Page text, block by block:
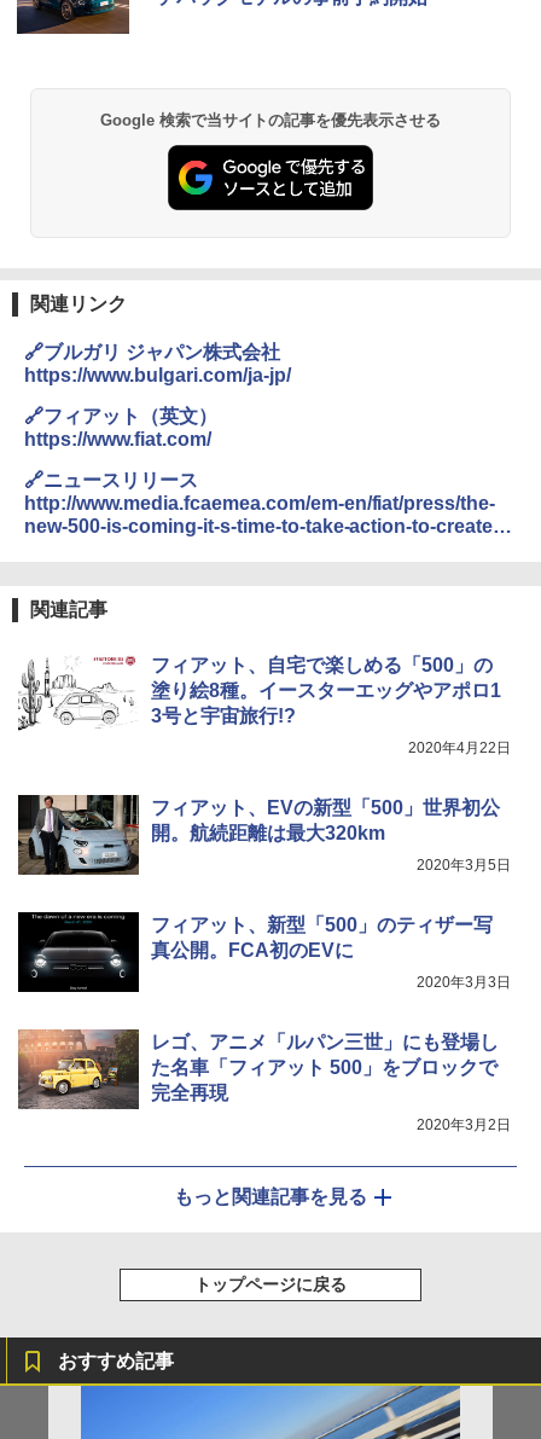
Google 検索で当サイトの記事を優先表示させる
関連リンク
🔗ブルガリ ジャパン株式会社
https://www.bulgari.com/ja-jp/
🔗フィアット（英文）
https://www.fiat.com/
🔗ニュースリリース
http://www.media.fcaemea.com/em-en/fiat/press/the-
new-500-is-coming-it-s-time-to-take-action-to-create-a-
関連記事
フィアット、自宅で楽しめる「500」の
塗り絵8種。イースターエッグやアポロ1
3号と宇宙旅行!?
2020年4月22日
フィアット、EVの新型「500」世界初公
開。航続距離は最大320km
2020年3月5日
フィアット、新型「500」のティザー写
真公開。FCA初のEVに
2020年3月3日
レゴ、アニメ「ルパン三世」にも登場し
た名車「フィアット 500」をブロックで
完全再現
2020年3月2日
もっと関連記事を見る
トップページに戻る
おすすめ記事